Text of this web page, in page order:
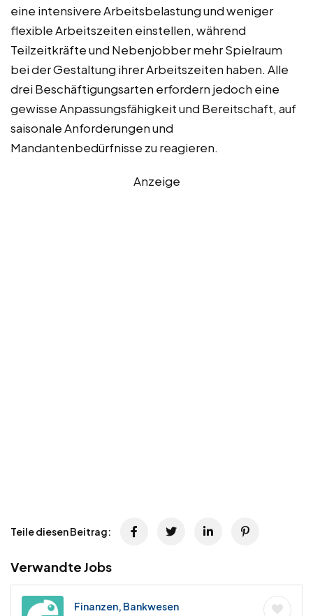
eine intensivere Arbeitsbelastung und weniger
flexible Arbeitszeiten einstellen, während
Teilzeitkräfte und Nebenjobber mehr Spielraum
bei der Gestaltung ihrer Arbeitszeiten haben. Alle
drei Beschäftigungsarten erfordern jedoch eine
gewisse Anpassungsfähigkeit und Bereitschaft, auf
saisonale Anforderungen und
Mandantenbedürfnisse zu reagieren.
Anzeige
Teile diesen Beitrag:
Verwandte Jobs
Finanzen, Bankwesen